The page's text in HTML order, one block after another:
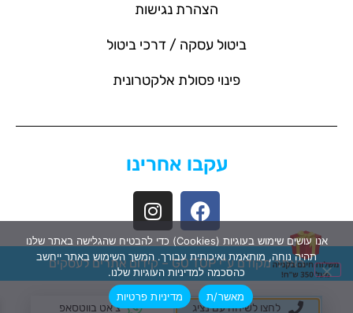
הצהרת נגישות
ביטול עסקה / דרכי ביטול
פינוי פסולת אלקטרונית
עקבו אחרינו
האתר מקודם ע"י GO TOP – קידום אתרים לעסקים
אנו עושים שימוש בעוגיות (Cookies) כדי להבטיח שהגלישה באתר שלנו
תהיה נוחה, מותאמת ואיכותית עבורך. המשך השימוש באתר ייחשב
כהסכמה למדיניות העוגיות שלנו.
מאשר/ת
מדיניות פרטיות
לחצו לשיחה עם נציג צ'אט בווטסאפ